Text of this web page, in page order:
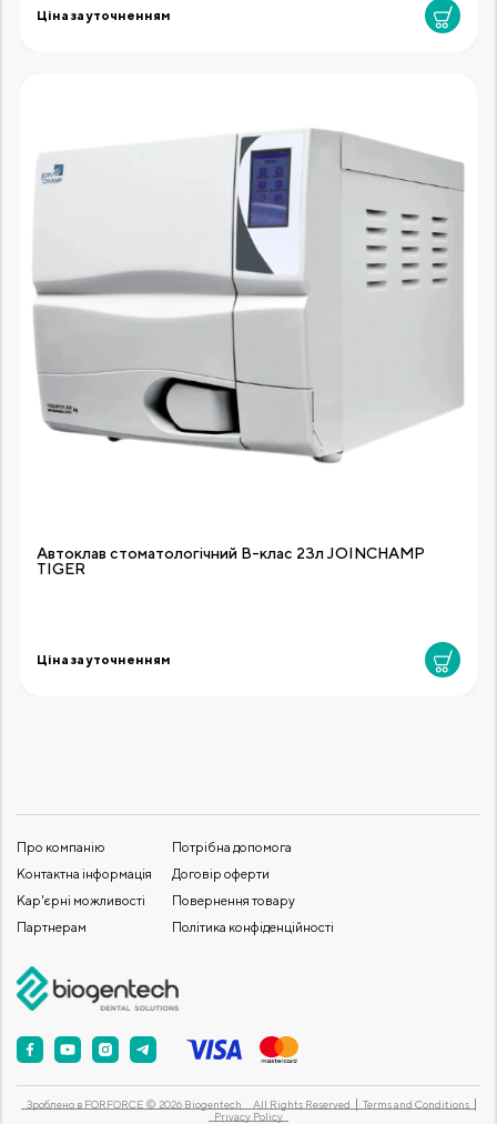
Ціна за уточненням
Автоклав стоматологічний В-клас 23л JOINCHAMP
TIGER
Ціна за уточненням
Про компанію
Контактна інформація
Кар'єрні можливості
Партнерам
Потрібна допомога
Договір оферти
Повернення товару
Політика конфіденційності
Зроблено в FORFORCE © 2026 Biogentech All Rights Reserved
Terms and Conditions
Privacy Policy